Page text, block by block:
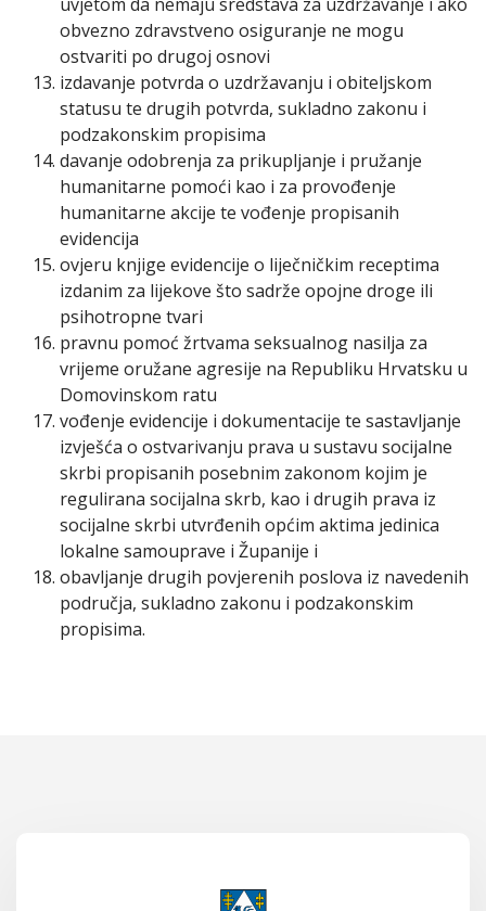
obvezno zdravstveno osiguranje ne mogu
ostvariti po drugoj osnovi
izdavanje potvrda o uzdržavanju i obiteljskom
statusu te drugih potvrda, sukladno zakonu i
podzakonskim propisima
davanje odobrenja za prikupljanje i pružanje
humanitarne pomoći kao i za provođenje
humanitarne akcije te vođenje propisanih
evidencija
ovjeru knjige evidencije o liječničkim receptima
izdanim za lijekove što sadrže opojne droge ili
psihotropne tvari
pravnu pomoć žrtvama seksualnog nasilja za
vrijeme oružane agresije na Republiku Hrvatsku u
Domovinskom ratu
vođenje evidencije i dokumentacije te sastavljanje
izvješća o ostvarivanju prava u sustavu socijalne
skrbi propisanih posebnim zakonom kojim je
regulirana socijalna skrb, kao i drugih prava iz
socijalne skrbi utvrđenih općim aktima jedinica
lokalne samouprave i Županije i
obavljanje drugih povjerenih poslova iz navedenih
područja, sukladno zakonu i podzakonskim
propisima.